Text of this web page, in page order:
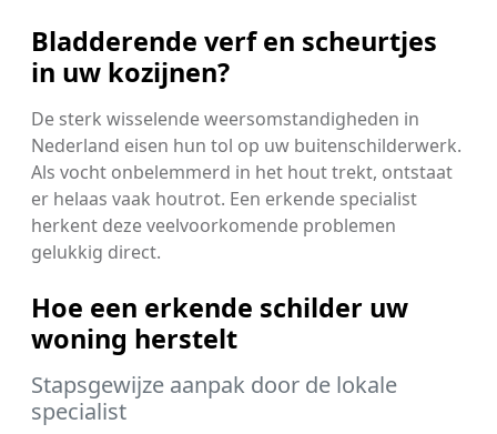
Bladderende verf en scheurtjes
in uw kozijnen?
De sterk wisselende weersomstandigheden in
Nederland eisen hun tol op uw buitenschilderwerk.
Als vocht onbelemmerd in het hout trekt, ontstaat
er helaas vaak houtrot. Een erkende specialist
herkent deze veelvoorkomende problemen
gelukkig direct.
Hoe een erkende schilder uw
woning herstelt
Stapsgewijze aanpak door de lokale
specialist